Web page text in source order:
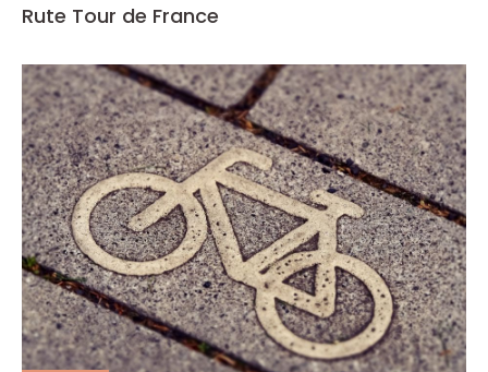
Rute Tour de France